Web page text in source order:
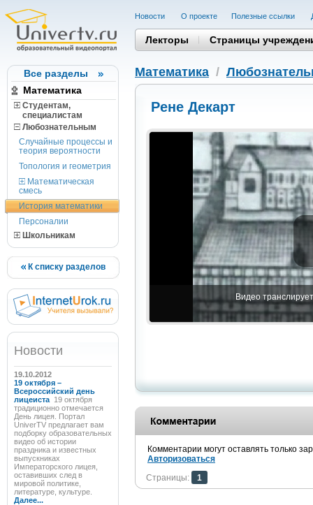
Все разделы
Математика
Студентам,
cпециалистам
Любознательным
Случайные процессы и
теория вероятности
Топология и геометрия
Математическая
смесь
История математики
Персоналии
Школьникам
К списку разделов
Новости
19.10.2012
19 октября –
Всероссийский день
лицеиста 19 октября
традиционно отмечается
День лицея. Портал
UniverTV предлагает вам
подборку образовательных
видео об истории
праздника и известных
выпускниках
Императорского лицея,
оставивших след в
мировой политике,
литературе, культуре.
Далее...
Новости О проекте Полезные cсылки
Лекторы Страницы
Математика /
Рене Декарт
Видео
Комментарии могут оставлять только
Авторизоваться
Страницы:
1